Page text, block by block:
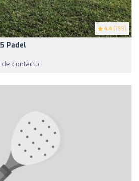
4.4 (199)
Padel
contacto